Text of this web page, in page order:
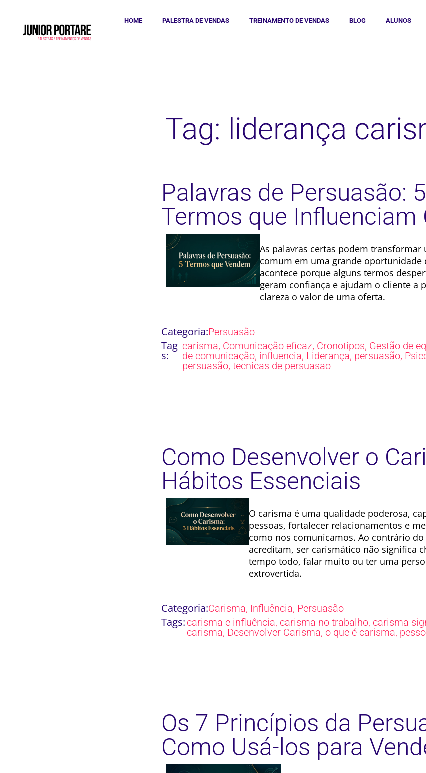
HOME PALESTRA DE VENDAS TREINAMENTO DE VENDAS BLOG ALUNOS
Tag: liderança
Palavras de Persuasão: 5
Termos que Influenciam
As palavras certas podem transformar
comum em uma grande oportunidade
acontece porque alguns termos
geram confiança e ajudam o cliente a
clareza o valor de uma oferta.
Categoria:Persuasão
Tag
s:
carisma, Comunicação eficaz, Cronotipos, Gestão de
de comunicação, influencia, Liderança, persuasão,
persuasão,tecnicas de persuasao
Como Desenvolver o
Hábitos Essenciais
O carisma é uma qualidade poderosa,
pessoas, fortalecer relacionamentos e
como nos comunicamos. Ao contrário
acreditam, ser carismático não significa
tempo todo, falar muito ou ter uma
extrovertida.
Categoria:Carisma, Influência, Persuasão
Tags: carisma e influência, carisma no trabalho, carisma
carisma, Desenvolver Carisma, o que é carisma,
Os 7 Princípios da
Como Usá-los para